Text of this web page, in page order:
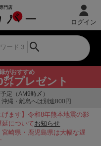
がおすすめ
プレゼント
ログイン
定（AM9時〆）
縄・離島へは別途800円
げます】令和8年熊本地震の影
についてお知らせ
崎県・鹿児島県は大幅な遅